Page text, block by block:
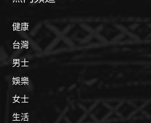
健康
台灣
男士
娛樂
女士
生活